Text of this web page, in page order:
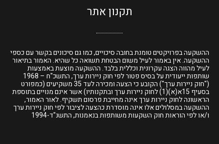
תקנון אתר
ההשקעה בפרויקטים טומנת בחובה סיכויים, כמו גם סיכונים בקשר עם כספי
ההשקעה. אין באמור לעיל משום הבטחת תשואה כל שהיא. האמור בתיאור
לעיל מהווה הצגה עקרונית וכללית בלבד. ההשקעה מוצעת באמצעות
שותפות ייעודית על בסיס פטור לפי חוק ניירות ערך, התשכ"ח – 1968
("חוק ניירות ערך") הקובע כי הצעה ומכירה לעד 35 משקיעים (כמפורט
בסעיף 15א(א)(1) לחוק ניירות ערך ובתקנותיו) אשר אינם מנויים בתוספת
הראשונה לחוק ניירות ערך אינה מחייבת פרסום תשקיף. לאור האמור,
ההשקעה במסלולים אלו אינה מוסדרת כהצעה לציבור לפי חוק ניירות ערך
ו/או לפי הוראות חוק השקעות משותפות בנאמנות, התשנ"ד-1994